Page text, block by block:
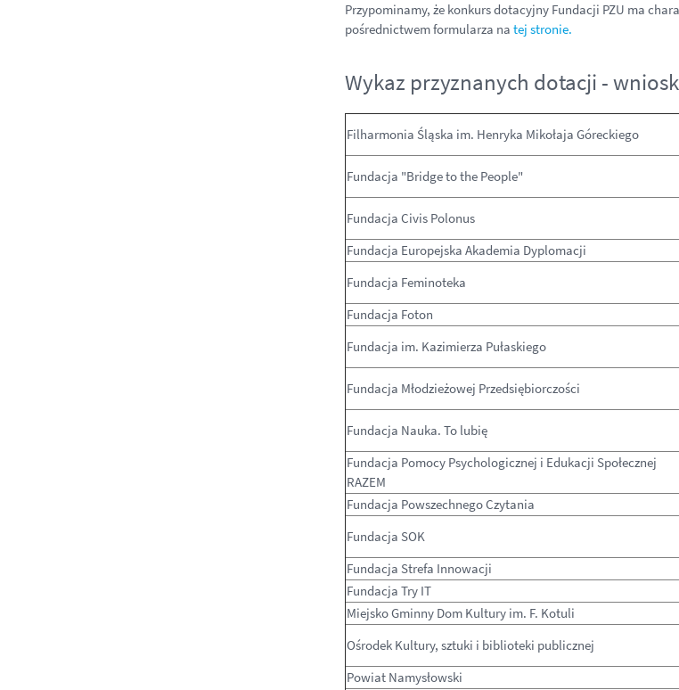
Przypominamy, że konkurs dotacyjny Fundacji PZU ma
pośrednictwem formularza na tej stronie.
Wykaz przyznanych dotacji -
Filharmonia Śląska im. Henryka Mikołaja Góreckiego
Fundacja "Bridge to the People"
Fundacja Civis Polonus
Fundacja Europejska Akademia Dyplomacji
Fundacja Feminoteka
Fundacja Foton
Fundacja im. Kazimierza Pułaskiego
Fundacja Młodzieżowej Przedsiębiorczości
Fundacja Nauka. To lubię
Fundacja Pomocy Psychologicznej i Edukacji Społecznej
RAZEM
Fundacja Powszechnego Czytania
Fundacja SOK
Fundacja Strefa Innowacji
Fundacja Try IT
Miejsko Gminny Dom Kultury im. F. Kotuli
Ośrodek Kultury, sztuki i biblioteki publicznej
Powiat Namysłowski